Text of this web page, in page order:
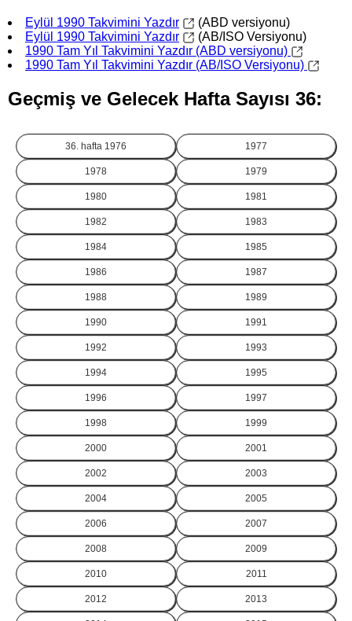
Eylül 1990 Takvimini Yazdır
(ABD versiyonu)
Eylül 1990 Takvimini Yazdır
(AB/ISO Versiyonu)
1990 Tam Yıl Takvimini Yazdır (ABD versiyonu)
1990 Tam Yıl Takvimini Yazdır (AB/ISO Versiyonu)
Geçmiş ve Gelecek Hafta Sayısı 36:
36. hafta 1976 1977
1978 1979
1980 1981
1982 1983
1984 1985
1986 1987
1988 1989
1990 1991
1992 1993
1994 1995
1996 1997
1998 1999
2000 2001
2002 2003
2004 2005
2006 2007
2008 2009
2010 2011
2012 2013